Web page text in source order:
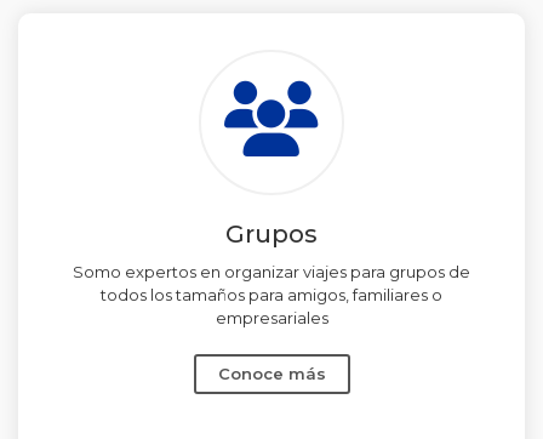
Grupos
Somo expertos en organizar viajes para grupos de
todos los tamaños para amigos, familiares o
empresariales
Conoce más